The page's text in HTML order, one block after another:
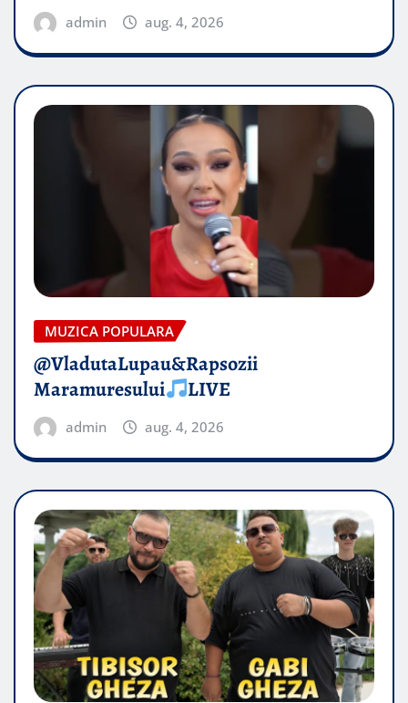
admin aug. 4, 2026
MUZICA POPULARA
@VladutaLupau&Rapsozii
Maramuresului
LIVE
admin aug. 4, 2026